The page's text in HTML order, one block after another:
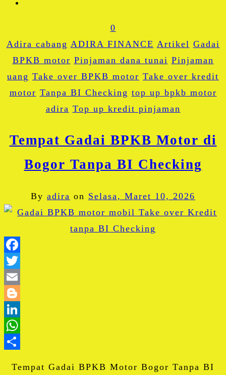
0
Adira cabang ADIRA FINANCE Artikel Gadai
BPKB motor Pinjaman dana tunai Pinjaman
uang Take over BPKB motor Take over kredit
motor Tanpa BI Checking top up bpkb motor
adira Top up kredit pinjaman
Tempat Gadai BPKB Motor di
Bogor Tanpa BI Checking
By adira on Selasa, Maret 10, 2026
Tempat Gadai BPKB Motor Bogor Tanpa BI